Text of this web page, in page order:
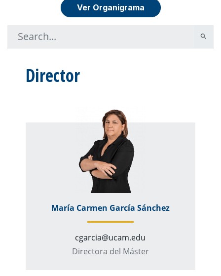
Ver Organigrama
Director
María Carmen García Sánchez
cgarcia@ucam.edu
Directora del Máster